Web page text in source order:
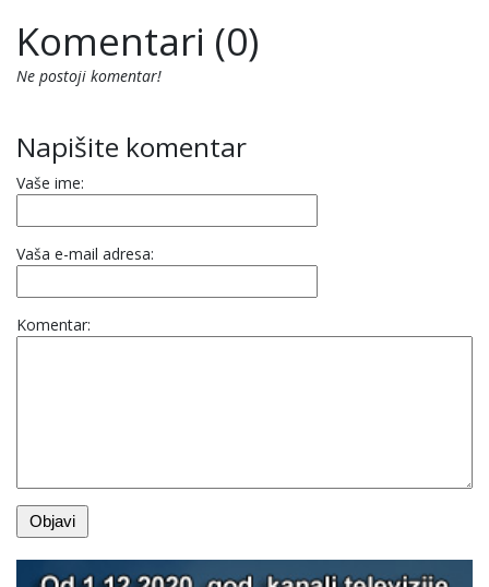
Komentari (0)
Ne postoji komentar!
Napišite komentar
Vaše ime:
Vaša e-mail adresa:
Komentar: